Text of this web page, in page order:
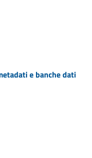
e banche dati